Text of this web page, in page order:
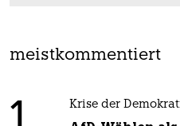
meistkommentiert
Krise der